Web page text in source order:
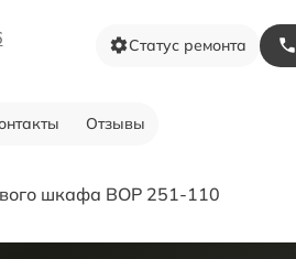
Статус ремонта
Отзывы
шкафа BOP 251-110